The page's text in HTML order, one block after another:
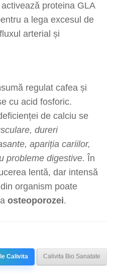
proteina GLA
a lega excesul de
arterial și
regulat cafea și
cu acid fosforic.
de calciu se
dureri
apariția cariilor,
probleme digestive. În
lentă, dar intensă
organism poate
osteoporozei.
Calivita Calivita Bio Sanatate